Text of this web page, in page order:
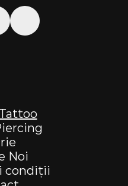
Noi
condiții